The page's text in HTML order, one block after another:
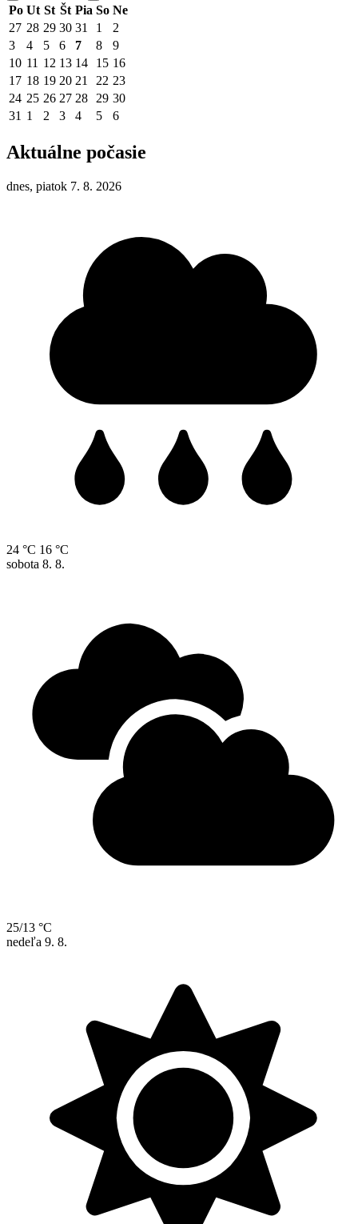
Po Ut St Št Pia So Ne
27 28 29 30 31 1
2
3
4 5 6 7 8
9
10 11 12 13 14 15 16
17 18 19 20 21 22 23
24 25 26 27 28 29 30
31 1 2 3 4 5 6
Aktuálne počasie
dnes, piatok 7. 8. 2026
24 °C 16 °C
sobota 8. 8.
25/13 °C
nedeľa 9. 8.